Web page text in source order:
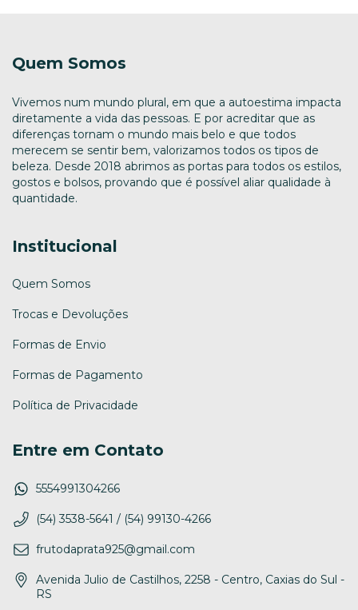
Quem Somos
Vivemos num mundo plural, em que a autoestima impacta
diretamente a vida das pessoas. E por acreditar que as
diferenças tornam o mundo mais belo e que todos
merecem se sentir bem, valorizamos todos os tipos de
beleza. Desde 2018 abrimos as portas para todos os estilos,
gostos e bolsos, provando que é possível aliar qualidade à
quantidade.
Institucional
Quem Somos
Trocas e Devoluções
Formas de Envio
Formas de Pagamento
Política de Privacidade
Entre em Contato
5554991304266
(54) 3538-5641 / (54) 99130-4266
frutodaprata925@gmail.com
Avenida Julio de Castilhos, 2258 - Centro, Caxias do Sul -
RS